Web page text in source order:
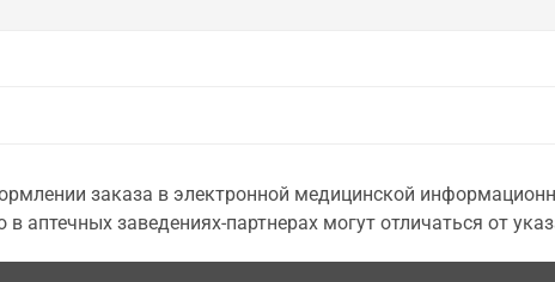
заказа в электронной медицинской
аптечных заведениях-партнерах могут отличаться от